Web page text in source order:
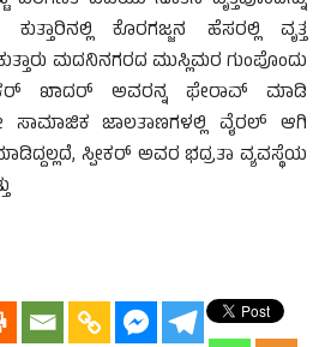
ಕೊರಗಜ್ಜನ ಹೆಸರಲ್ಲಿ ವೃತ್ತ
ಮದನಿನಗರದ ಮುಸ್ಲಿಮರ ಗುಂಪೊಂದು
ಖಾದ‌ರ್ ಅವರನ್ನ ಫೇರಾವ್ ಮಾಡಿ
ಸಾಮಾಜಿಕ ಜಾಲತಾಣಗಳಲ್ಲಿ ವೈರಲ್ ಆಗಿ
ಸ್ಪೀಕರ್ ಅವರ ಭದ್ರತಾ ವ್ಯವಸ್ಥೆಯ